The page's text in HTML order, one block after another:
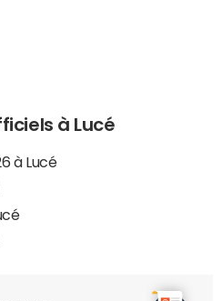
à Lucé
à Lucé